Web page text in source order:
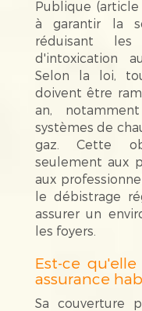
Publique (article
à garantir la
réduisant
d'intoxication
Selon la loi,
doivent être
an,
systèmes de
gaz. Cette
seulement aux
aux
le débistrage
assurer un
les foyers.
Est-ce
assurance
Sa couverture